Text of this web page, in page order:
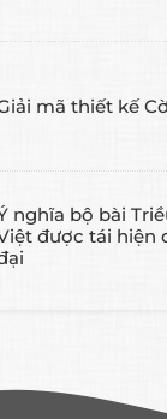
mã thiết kế
nghĩa bộ bài
được tái hiện